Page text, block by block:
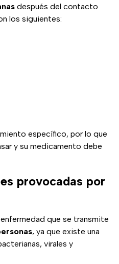
después del contacto
los siguientes:
específico, por lo que
y su medicamento debe
provocadas por
que se transmite
, ya que existe una
virales y